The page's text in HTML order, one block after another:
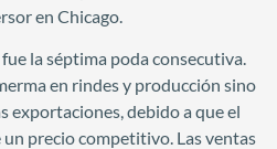
en Chicago.
la séptima poda consecutiva.
en rindes y producción sino
exportaciones, debido a que el
precio competitivo. Las ventas